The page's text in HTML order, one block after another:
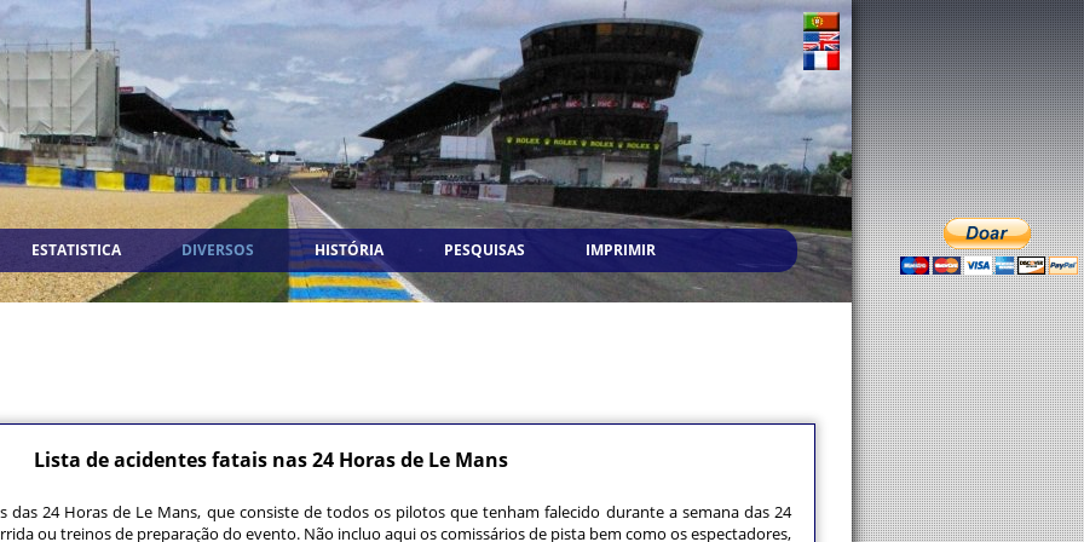
ESTATISTICA DIVERSOS HISTÓRIA PESQUISAS IMPRIMIR
Lista de acidentes fatais nas 24 Horas de Le Mans
das 24 Horas de Le Mans, que consiste de todos os pilotos que tenham falecido durante a semana das 24
ou treinos de preparação do evento. Não incluo aqui os comissários de pista bem como os espectadores,